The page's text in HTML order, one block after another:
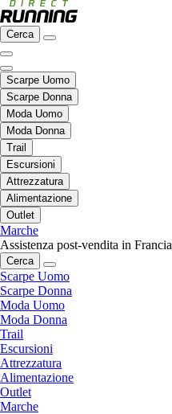
Cerca
Scarpe Uomo
Scarpe Donna
Moda Uomo
Moda Donna
Trail
Escursioni
Attrezzatura
Alimentazione
Outlet
Marche
Assistenza post-vendita in Francia
Cerca
Scarpe Uomo
Scarpe Donna
Moda Uomo
Moda Donna
Trail
Escursioni
Attrezzatura
Alimentazione
Outlet
Marche